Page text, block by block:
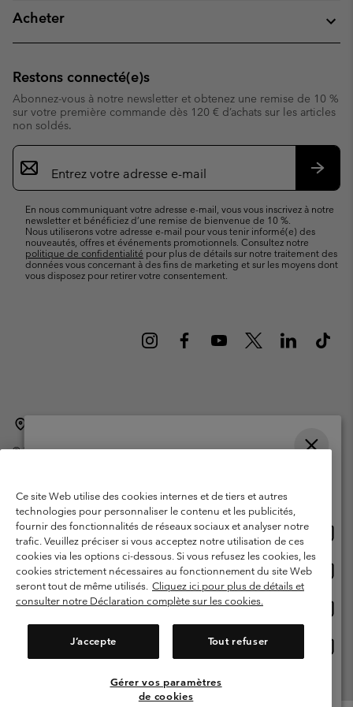
Acheter
Restons connecté(e)s
Abonnez-vous à notre newsletter et obtenez une remise de 10 %
sur votre première commande dès 120 € d’achats sur les articles
non soldés.
Inscription
par
e-
En nous communiquant votre adresse e-mail, vous vous inscrivez à notre
newsletter et bénéficiez d’une remise de bienvenue de 10 %.
Nous utiliserons votre adresse e-mail pour vous tenir informé(e) des
nouveautés, offres et événements promotionnels. Consultez notre
politique de confidentialité pour plus de détails sur notre traitement des
données vous concernant à des fins de marketing et sur les moyens dont
vous disposez pour retirer votre consentement.
©2026Columbia Sportswear International Sarl. Avenue des Morgines, 12
Garanties Légales
Politique de confidentialité
Conditions d'utilisation - Membres
Conditions D'utilisation - Contenu généré par l'utilisateur
Impressum
Cookies
Ce site Web utilise des cookies internes et de tiers et autres
technologies pour personnaliser le contenu et les publicités,
fournir des fonctionnalités de réseaux sociaux et analyser notre
trafic. Veuillez préciser si vous acceptez notre utilisation de ces
cookies via les options ci-dessous. Si vous refusez les cookies, les
cookies strictement nécessaires au fonctionnement du site Web
seront tout de même utilisés. Cliquez ici pour plus de détails et
consulter notre Déclaration complète sur les cookies.
J’accepte Tout refuser
Gérer vos paramètres
de cookies
Achats en ligne disponibles
United States
ligne
Belgium-English
ligne
Belgium-Français
ligne
Belgium-Dutch
Voir Tous Les Pays